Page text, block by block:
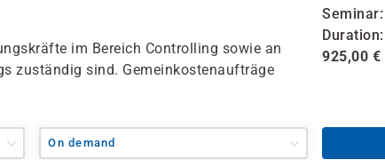
im Bereich Controlling sowie an
zuständig sind. Gemeinkostenaufträge
Seminar
Duration
925,00 €
On demand